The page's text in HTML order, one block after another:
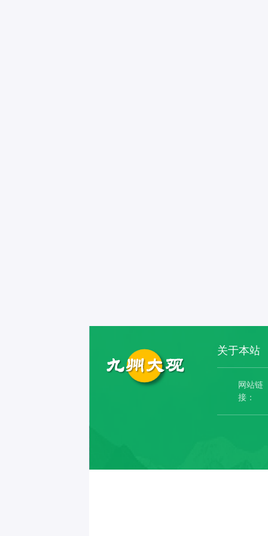
关于本站
网站链
接：